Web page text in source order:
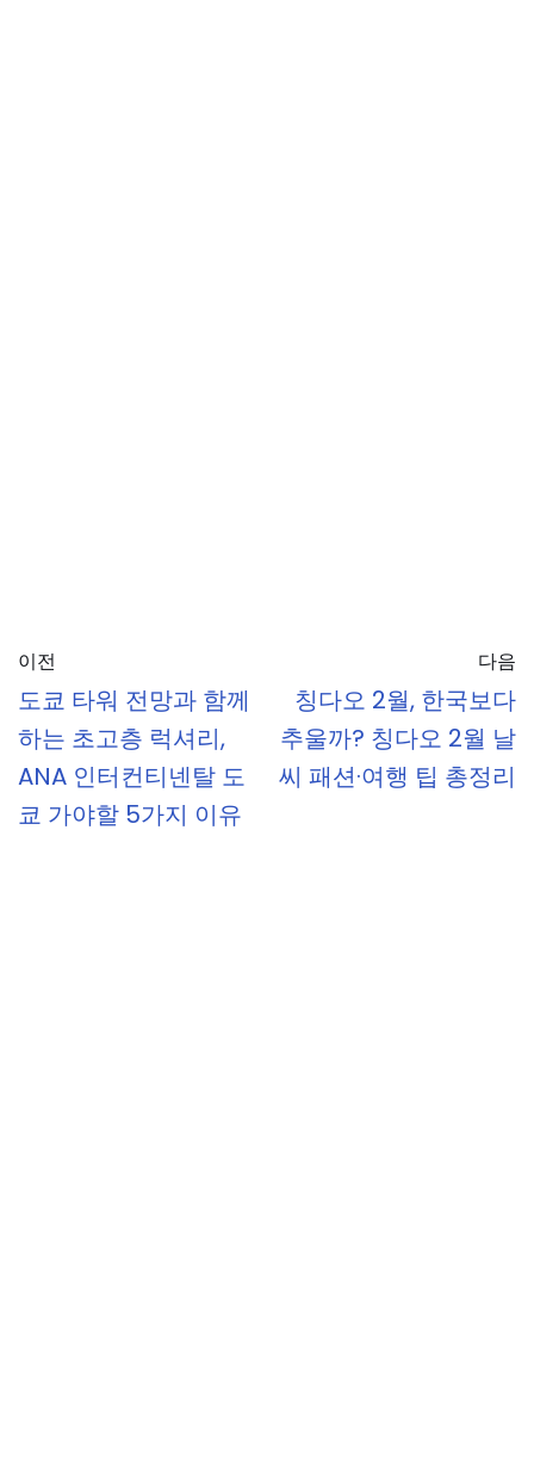
이전
도쿄 타워 전망과 함께
하는 초고층 럭셔리,
ANA 인터컨티넨탈 도
쿄 가야할 5가지 이유
다음
칭다오 2월, 한국보다
추울까? 칭다오 2월 날
씨 패션·여행 팁 총정리